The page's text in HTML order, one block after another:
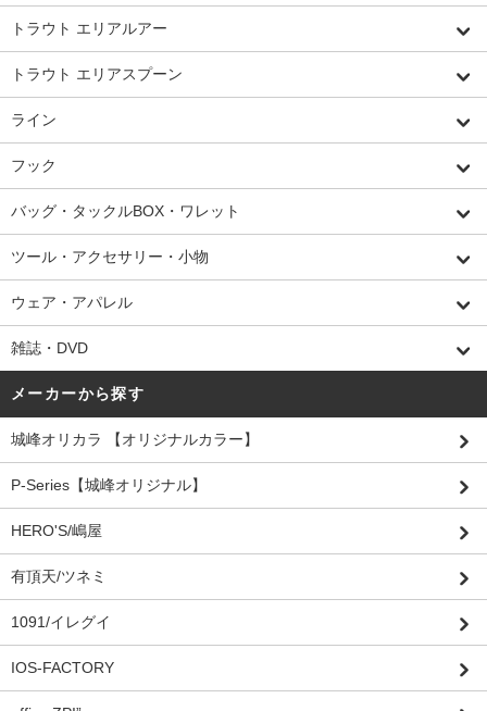
トラウト エリアルアー
トラウト エリアスプーン
ライン
フック
バッグ・タックルBOX・ワレット
ツール・アクセサリー・小物
ウェア・アパレル
雑誌・DVD
メーカーから探す
城峰オリカラ 【オリジナルカラー】
P-Series【城峰オリジナル】
HERO'S/嶋屋
有頂天/ツネミ
1091/イレグイ
IOS-FACTORY